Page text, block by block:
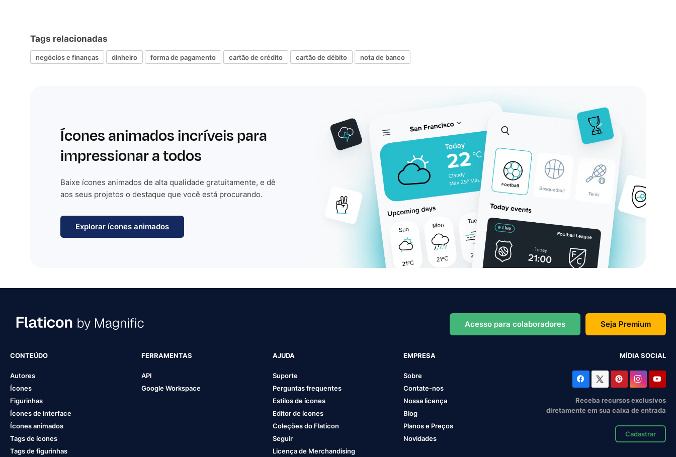
Tags relacionadas
negócios e finanças dinheiro forma de pagamento cartão de crédito cartão de débito nota de banco
Ícones animados incríveis para
impressionar a todos
Baixe ícones animados de alta qualidade gratuitamente, e dê
aos seus projetos o destaque que você está procurando.
Explorar ícones animados
Acesso para colaboradores Seja Premium
CONTEÚDO
Autores
Ícones
Figurinhas
Ícones de interface
Ícones animados
Tags de ícones
Tags de figurinhas
FERRAMENTAS
API
Google Workspace
AJUDA
Suporte
Perguntas frequentes
Estilos de ícones
Editor de ícones
Coleções do Flaticon
Seguir
Licença de Merchandising
EMPRESA
Sobre
Contate-nos
Nossa licença
Blog
Planos e Preços
Novidades
MÍDIA SOCIAL
Receba recursos exclusivos
diretamente em sua caixa de entrada
Cadastrar